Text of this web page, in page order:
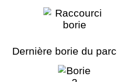
Dernière borie du